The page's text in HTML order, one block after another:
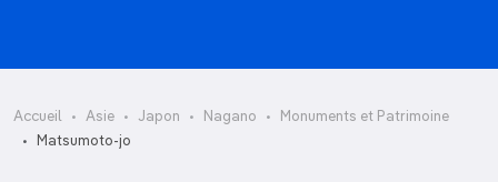
Accueil Asie Japon Nagano
Monuments et Patrimoine
Matsumoto-jo